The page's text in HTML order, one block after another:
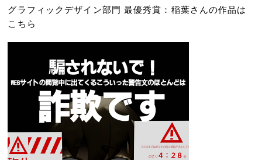
グラフィックデザイン部門 最優秀賞：稲葉さんの作品は
こちら